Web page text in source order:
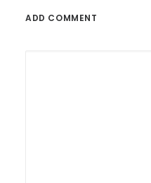
ADD COMMENT